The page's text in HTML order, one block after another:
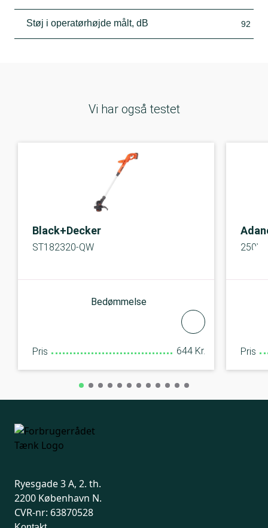
Støj i operatørhøjde målt, dB 92
Vi har også testet
Black+Decker
ST182320-QW
Bedømmelse
Pris 644 Kr.
250W
Pris
Ryesgade 3 A, 2. th.
2200 København N.
CVR-nr: 63870528